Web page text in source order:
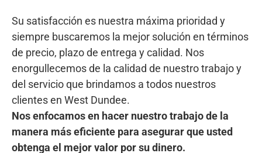
Su satisfacción es nuestra máxima prioridad y
siempre buscaremos la mejor solución en términos
de precio, plazo de entrega y calidad. Nos
enorgullecemos de la calidad de nuestro trabajo y
del servicio que brindamos a todos nuestros
clientes en West Dundee.
Nos enfocamos en hacer nuestro trabajo de la
manera más eficiente para asegurar que usted
obtenga el mejor valor por su dinero.